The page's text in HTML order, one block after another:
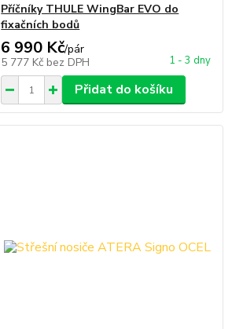
Příčníky THULE WingBar EVO do
fixačních bodů
6 990 Kč/pár
5 777 Kč bez DPH 1 - 3 dny
Přidat do košíku